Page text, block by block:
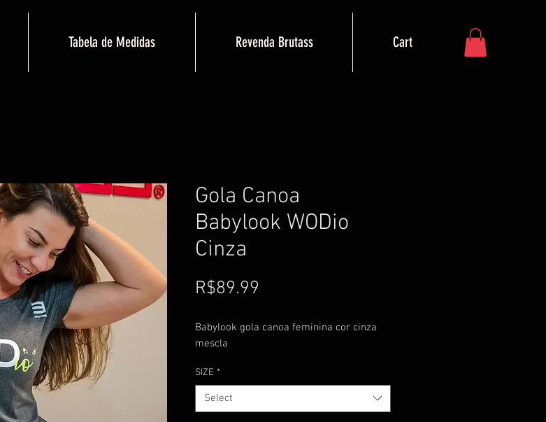
Tabela de Medidas Revenda Brutass Cart
Gola Canoa
Babylook WODio
Cinza
R$89.99
Babylook gola canoa feminina cor cinza
mescla
SIZE *
Select